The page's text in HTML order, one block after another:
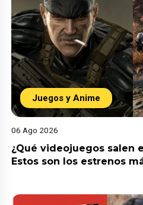
Juegos y Anime
06 Ago 2026
¿Qué videojuegos salen
Estos son los estrenos